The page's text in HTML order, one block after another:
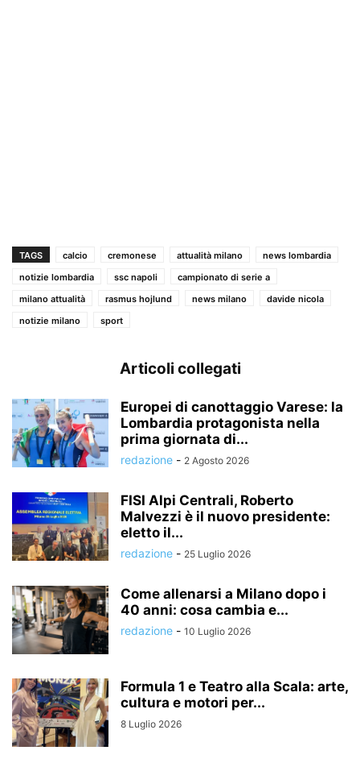
TAGS calcio cremonese attualità milano
news lombardia
notizie lombardia
ssc napoli
campionato di serie a
milano attualità
rasmus hojlund news milano
davide nicola
notizie milano
sport
Articoli collegati
Europei di canottaggio Varese: la
Lombardia protagonista nella
prima giornata di...
redazione - 2 Agosto 2026
FISI Alpi Centrali, Roberto
Malvezzi è il nuovo presidente:
eletto il...
redazione - 25 Luglio 2026
Come allenarsi a Milano dopo i
40 anni: cosa cambia e...
redazione - 10 Luglio 2026
Formula 1 e Teatro alla Scala: arte,
cultura e motori per...
8 Luglio 2026